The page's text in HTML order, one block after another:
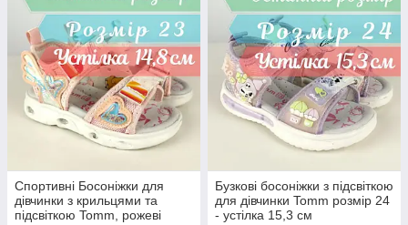
Спортивні Босоніжки для
дівчинки з крильцями та
підсвіткою Tomm, рожеві
Бузкові босоніжки з підсвіткою
для дівчинки Tomm розмір 24
- устілка 15,3 см